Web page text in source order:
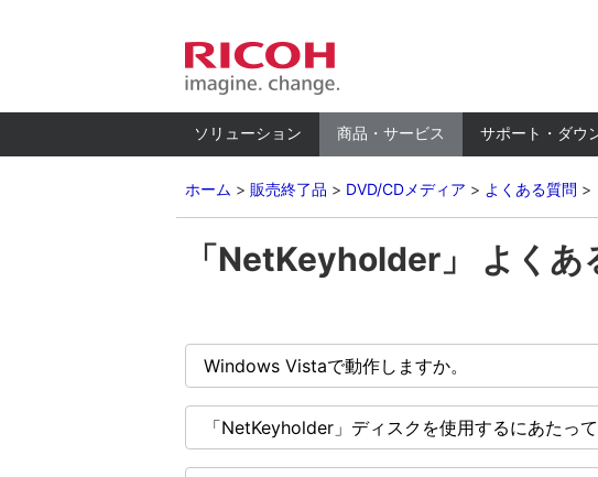
ソリューション 商品・サービス サポート・ダウ
ホーム 販売終了品 DVD/CDメディア よくある質問
「NetKeyholder」 よくあ
Windows Vistaで動作しますか。
「NetKeyholder」ディスクを使用するにあたっ